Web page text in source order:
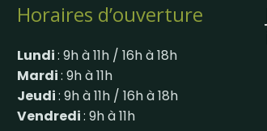
Horaires d’ouverture
Lundi: 9h à 11h / 16h à 18h
Mardi: 9h à 11h
Jeudi: 9h à 11h / 16h à 18h
Vendredi: 9h à 11h